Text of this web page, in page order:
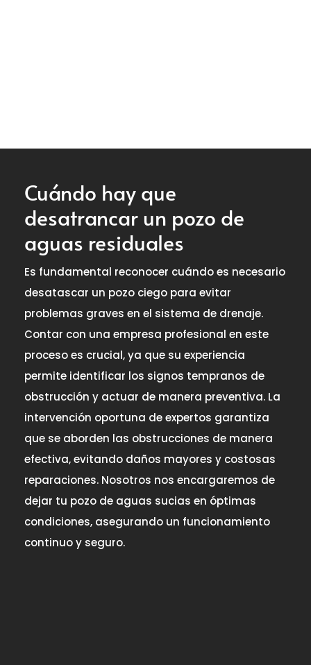
Cuándo hay que
desatrancar un pozo de
aguas residuales
Es fundamental reconocer cuándo es necesario
desatascar un pozo ciego para evitar
problemas graves en el sistema de drenaje.
Contar con una empresa profesional en este
proceso es crucial, ya que su experiencia
permite identificar los signos tempranos de
obstrucción y actuar de manera preventiva. La
intervención oportuna de expertos garantiza
que se aborden las obstrucciones de manera
efectiva, evitando daños mayores y costosas
reparaciones. Nosotros nos encargaremos de
dejar tu pozo de aguas sucias en óptimas
condiciones, asegurando un funcionamiento
continuo y seguro.